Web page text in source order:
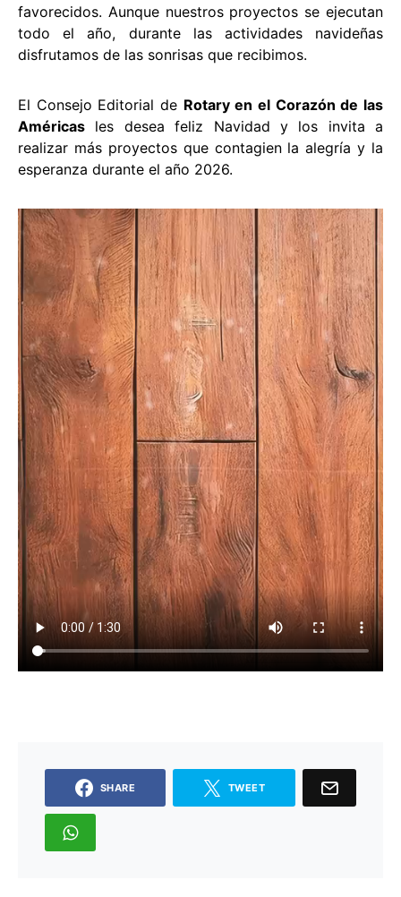
favorecidos. Aunque nuestros proyectos se ejecutan
todo el año, durante las actividades navideñas
disfrutamos de las sonrisas que recibimos.
El Consejo Editorial de Rotary en el Corazón de las
Américas les desea feliz Navidad y los invita a
realizar más proyectos que contagien la alegría y la
esperanza durante el año 2026.
SHARE TWEET